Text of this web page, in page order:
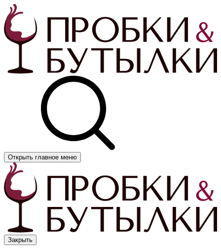
Открыть главное меню
Закрыть